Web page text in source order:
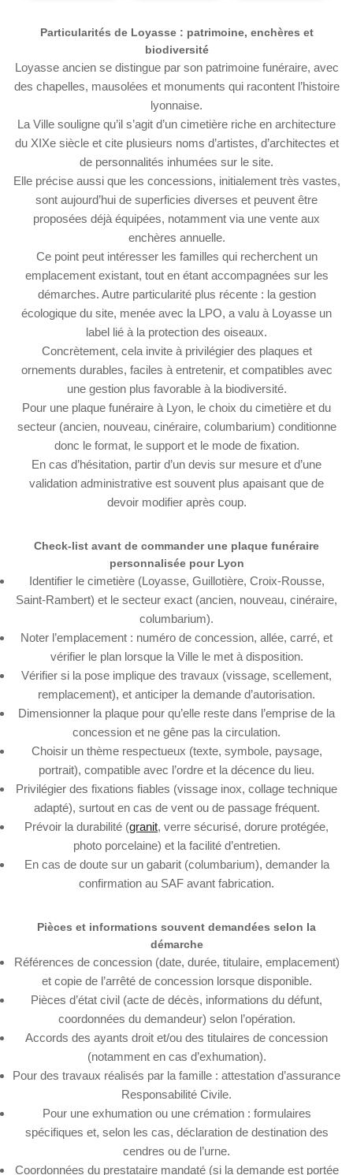
Particularités de Loyasse : patrimoine, enchères et
biodiversité
Loyasse ancien se distingue par son patrimoine funéraire, avec
des chapelles, mausolées et monuments qui racontent l’histoire
lyonnaise.
La Ville souligne qu’il s’agit d’un cimetière riche en architecture
du XIXe siècle et cite plusieurs noms d’artistes, d’architectes et
de personnalités inhumées sur le site.
Elle précise aussi que les concessions, initialement très vastes,
sont aujourd’hui de superficies diverses et peuvent être
proposées déjà équipées, notamment via une vente aux
enchères annuelle.
Ce point peut intéresser les familles qui recherchent un
emplacement existant, tout en étant accompagnées sur les
démarches. Autre particularité plus récente : la gestion
écologique du site, menée avec la LPO, a valu à Loyasse un
label lié à la protection des oiseaux.
Concrètement, cela invite à privilégier des plaques et
ornements durables, faciles à entretenir, et compatibles avec
une gestion plus favorable à la biodiversité.
Pour une plaque funéraire à Lyon, le choix du cimetière et du
secteur (ancien, nouveau, cinéraire, columbarium) conditionne
donc le format, le support et le mode de fixation.
En cas d’hésitation, partir d’un devis sur mesure et d’une
validation administrative est souvent plus apaisant que de
devoir modifier après coup.
Check-list avant de commander une plaque funéraire
personnalisée pour Lyon
Identifier le cimetière (Loyasse, Guillotière, Croix-Rousse,
Saint-Rambert) et le secteur exact (ancien, nouveau, cinéraire,
columbarium).
Noter l’emplacement : numéro de concession, allée, carré, et
vérifier le plan lorsque la Ville le met à disposition.
Vérifier si la pose implique des travaux (vissage, scellement,
remplacement), et anticiper la demande d’autorisation.
Dimensionner la plaque pour qu’elle reste dans l’emprise de la
concession et ne gêne pas la circulation.
Choisir un thème respectueux (texte, symbole, paysage,
portrait), compatible avec l’ordre et la décence du lieu.
Privilégier des fixations fiables (vissage inox, collage technique
adapté), surtout en cas de vent ou de passage fréquent.
Prévoir la durabilité (granit, verre sécurisé, dorure protégée,
photo porcelaine) et la facilité d’entretien.
En cas de doute sur un gabarit (columbarium), demander la
confirmation au SAF avant fabrication.
Pièces et informations souvent demandées selon la
démarche
Références de concession (date, durée, titulaire, emplacement)
et copie de l’arrêté de concession lorsque disponible.
Pièces d’état civil (acte de décès, informations du défunt,
coordonnées du demandeur) selon l’opération.
Accords des ayants droit et/ou des titulaires de concession
(notamment en cas d’exhumation).
Pour des travaux réalisés par la famille : attestation d’assurance
Responsabilité Civile.
Pour une exhumation ou une crémation : formulaires
spécifiques et, selon les cas, déclaration de destination des
cendres ou de l’urne.
Coordonnées du prestataire mandaté (si la demande est portée